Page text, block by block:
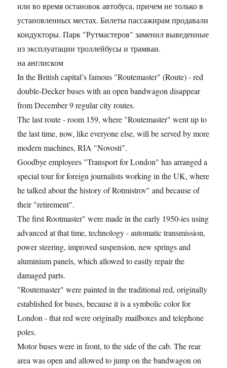
или во время остановок автобуса, причем не только в
установленных местах. Билеты пассажирам продавали
кондукторы. Парк "Рутмастеров" заменил выведенные
из эксплуатации троллейбусы и трамваи.
на англиском
In the British capital’s famous "Routemaster" (Route) - red
double-Decker buses with an open bandwagon disappear
from December 9 regular city routes.
The last route - room 159, where "Routemaster" went up to
the last time, now, like everyone else, will be served by more
modern machines, RIA "Novosti".
Goodbye employees "Transport for London" has arranged a
special tour for foreign journalists working in the UK, where
he talked about the history of Rotmistrov" and because of
their "retirement".
The first Rootmaster" were made in the early 1950-ies using
advanced at that time, technology - automatic transmission,
power steering, improved suspension, new springs and
aluminium panels, which allowed to easily repair the
damaged parts.
"Routemaster" were painted in the traditional red, originally
established for buses, because it is a symbolic color for
London - that red were originally mailboxes and telephone
poles.
Motor buses were in front, to the side of the cab. The rear
area was open and allowed to jump on the bandwagon on